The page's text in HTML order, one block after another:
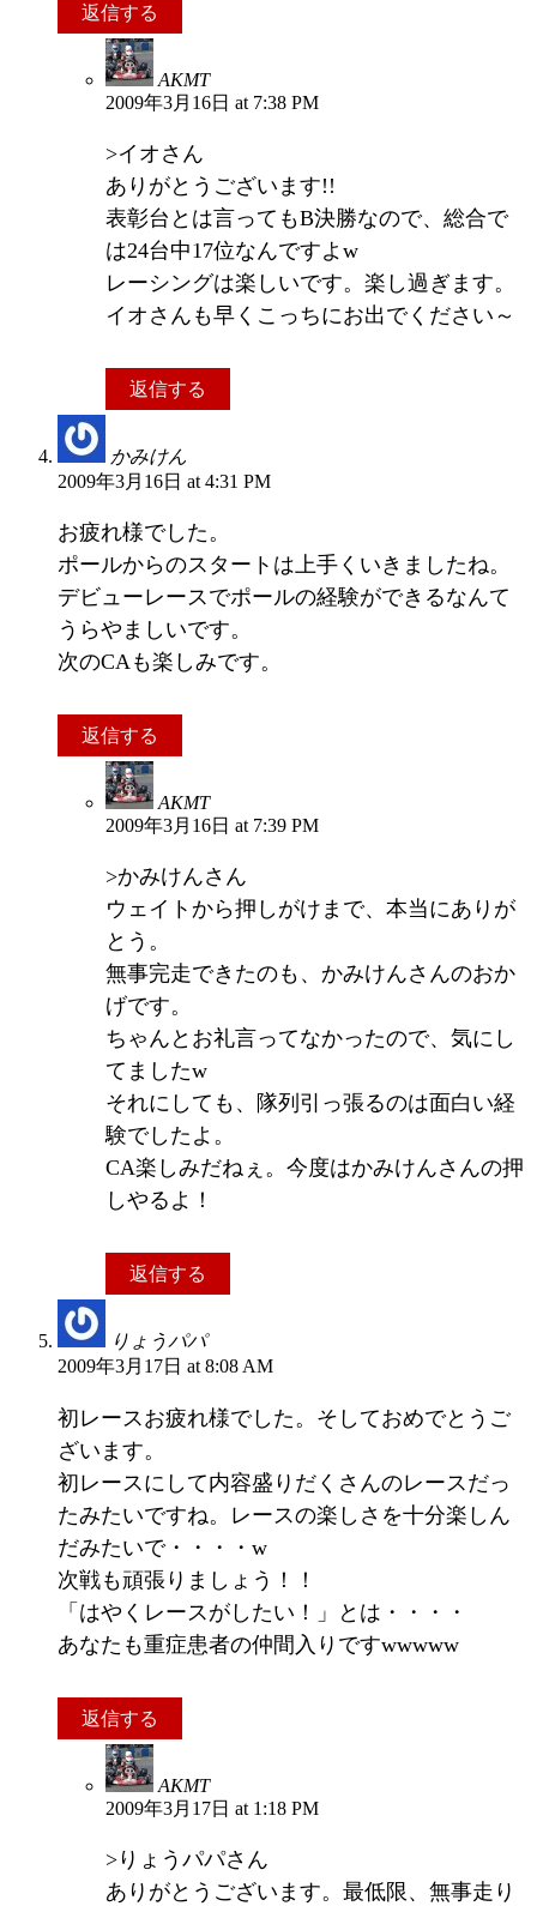
返信する
AKMT
2009年3月16日 at 7:38 PM
>イオさん
ありがとうございます!!
表彰台とは言ってもB決勝なので、総合で
は24台中17位なんですよw
レーシングは楽しいです。楽し過ぎます。
イオさんも早くこっちにお出でください～
返信する
かみけん
2009年3月16日 at 4:31 PM
お疲れ様でした。
ポールからのスタートは上手くいきましたね。
デビューレースでポールの経験ができるなんて
うらやましいです。
次のCAも楽しみです。
返信する
AKMT
2009年3月16日 at 7:39 PM
>かみけんさん
ウェイトから押しがけまで、本当にありが
とう。
無事完走できたのも、かみけんさんのおか
げです。
ちゃんとお礼言ってなかったので、気にし
てましたw
それにしても、隊列引っ張るのは面白い経
験でしたよ。
CA楽しみだねぇ。今度はかみけんさんの押
しやるよ！
返信する
りょうパパ
2009年3月17日 at 8:08 AM
初レースお疲れ様でした。そしておめでとうご
ざいます。
初レースにして内容盛りだくさんのレースだっ
たみたいですね。レースの楽しさを十分楽しん
だみたいで・・・・w
次戦も頑張りましょう！！
「はやくレースがしたい！」とは・・・・
あなたも重症患者の仲間入りですwwwww
返信する
AKMT
2009年3月17日 at 1:18 PM
>りょうパパさん
ありがとうございます。最低限、無事走り